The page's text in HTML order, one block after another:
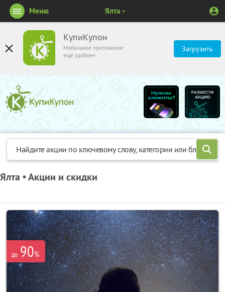
КупиКупон
Мобильное приложение
ещё удобнее
Загрузить
Меню Ялта
Ялта • Акции и скидки
до 90%